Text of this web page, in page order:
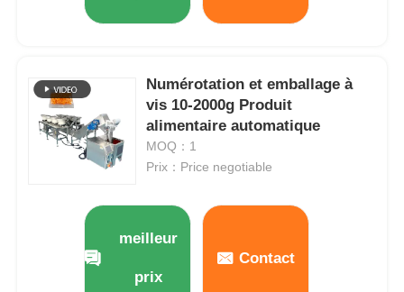
Numérotation et emballage à
vis 10-2000g Produit
alimentaire automatique
MOQ：1
Prix：Price negotiable
meilleur
prix
Contact